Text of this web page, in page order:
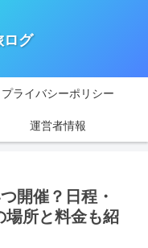
ログ
プライバシーポリシー
運営者情報
開催？日程・
場所と料金も紹